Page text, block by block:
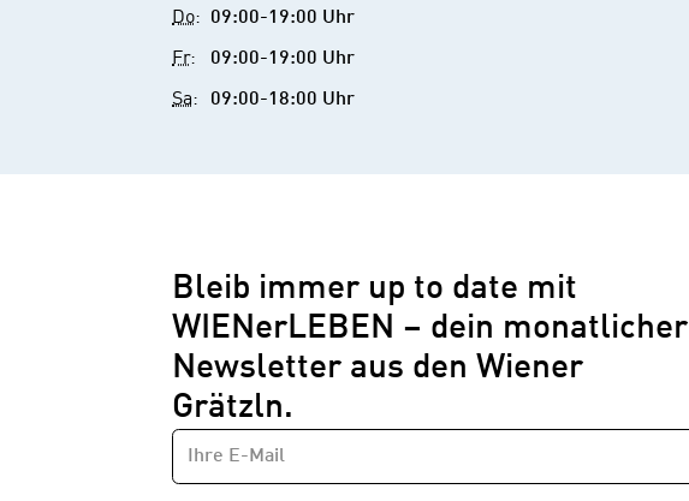
Do: 09:00-19:00 Uhr
Fr: 09:00-19:00 Uhr
Sa: 09:00-18:00 Uhr
Bleib immer up to date mit
WIENerLEBEN – dein monatlicher
Newsletter aus den Wiener
Grätzln.
Newsletter
E-
MAIL-
ADRESSE